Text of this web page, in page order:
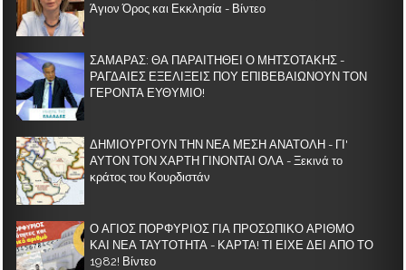
Άγιον Όρος και Εκκλησία - Βίντεο
ΣΑΜΑΡΑΣ: ΘΑ ΠΑΡΑΙΤΗΘΕΙ Ο ΜΗΤΣΟΤΑΚΗΣ -
ΡΑΓΔΑΙΕΣ ΕΞΕΛΙΞΕΙΣ ΠΟΥ ΕΠΙΒΕΒΑΙΩΝΟΥΝ ΤΟΝ
ΓΕΡΟΝΤΑ ΕΥΘΥΜΙΟ!
ΔΗΜΙΟΥΡΓΟΥΝ ΤΗΝ ΝΕΑ ΜΕΣΗ ΑΝΑΤΟΛΗ - ΓΙ'
ΑΥΤΟΝ ΤΟΝ ΧΑΡΤΗ ΓΙΝΟΝΤΑΙ ΟΛΑ - Ξεκινά το
κράτος του Κουρδιστάν
Ο ΑΓΙΟΣ ΠΟΡΦΥΡΙΟΣ ΓΙΑ ΠΡΟΣΩΠΙΚΟ ΑΡΙΘΜΟ
ΚΑΙ ΝΕΑ ΤΑΥΤΟΤΗΤΑ - ΚΑΡΤΑ! ΤΙ ΕΙΧΕ ΔΕΙ ΑΠΟ ΤΟ
1982! Βίντεο